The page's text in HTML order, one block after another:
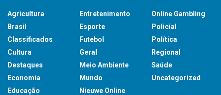
Agricultura
Brasil
Classificados
Cultura
Destaques
Economia
Educação
Entretenimento
Esporte
Futebol
Geral
Meio Ambiente
Mundo
Nieuwe Online
Online Gambling
Policial
Política
Regional
Saúde
Uncategorized